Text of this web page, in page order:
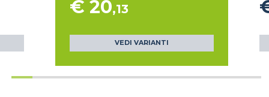
€ 20,13
VEDI VARIANTI